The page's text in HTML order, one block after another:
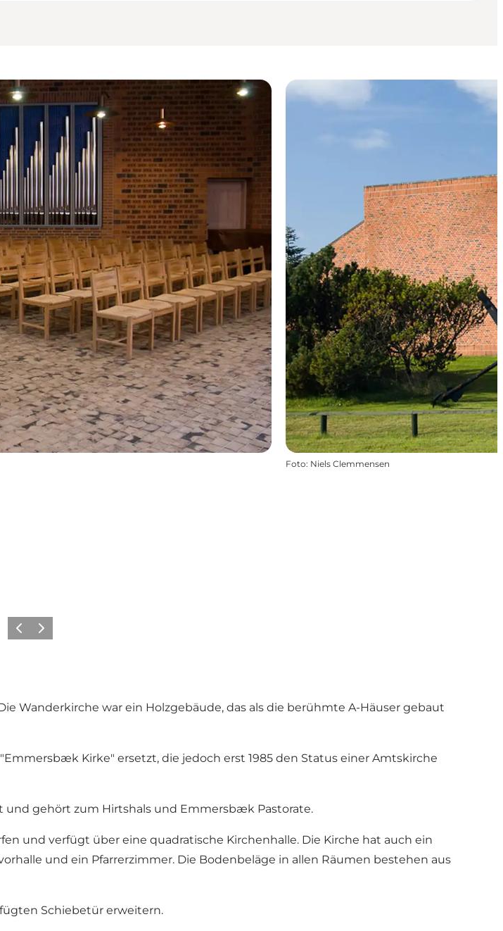
Foto: Niels Clemmensen
ZurückWeiter
Wanderkirche war ein Holzgebäude, das als die berühmte A-Häuser gebaut
Kirke" ersetzt, die jedoch erst 1985 den Status einer Amtskirche
und gehört zum Hirtshals und Emmersbæk Pastorate.
und verfügt über eine quadratische Kirchenhalle. Die Kirche hat auch ein
und ein Pfarrerzimmer. Die Bodenbeläge in allen Räumen bestehen aus
Schiebetür erweitern.